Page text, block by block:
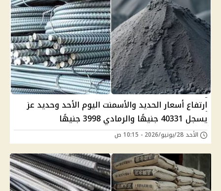
ارتفاع أسعار الحديد والأسمنت اليوم الأحد وحديد عز
يسجل 40331 جنيهًا والرمادي 3998 جنيهًا
الأحد 28/يونيو/2026 - 10:15 ص